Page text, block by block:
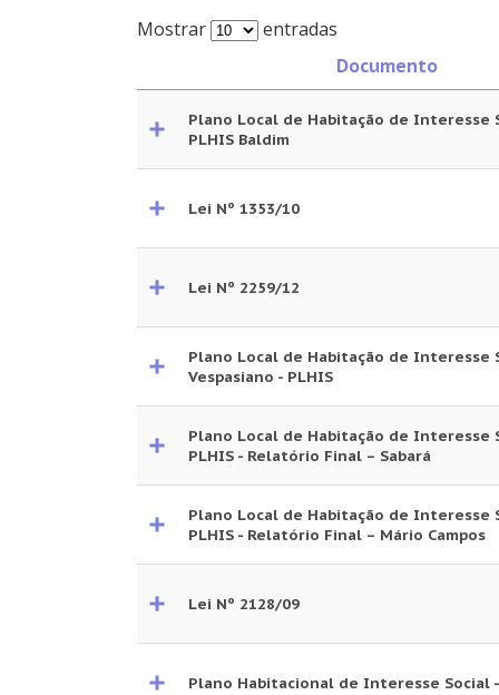
Mostrar entradas
Documento
Plano Local de Habitação de Interesse
PLHIS Baldim
Lei Nº 1353/10
Lei Nº 2259/12
Plano Local de Habitação de Interesse
Vespasiano - PLHIS
Plano Local de Habitação de Interesse
PLHIS - Relatório Final – Sabará
Plano Local de Habitação de Interesse
PLHIS - Relatório Final – Mário Campos
Lei Nº 2128/09
Plano Habitacional de Interesse Social